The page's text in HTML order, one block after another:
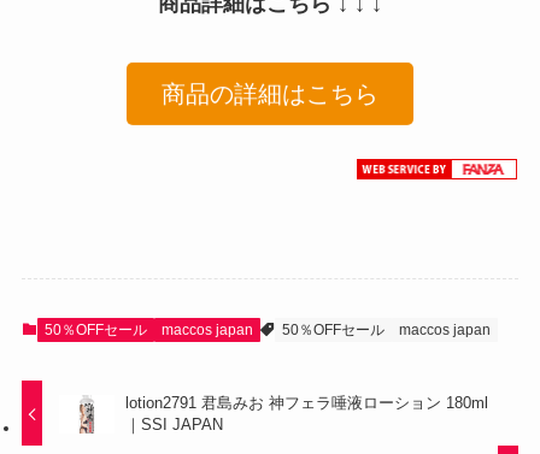
商品の詳細はこちら
50％OFFセール maccos japan 50％OFFセール maccos japan
lotion2791 君島みお 神フェラ唾液ローション 180ml
｜SSI JAPAN